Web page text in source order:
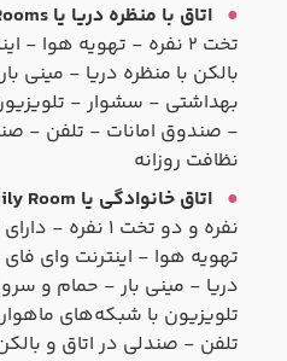
اتاق با منظره دریا یا Sea View Rooms:
تخت ۲ نفره - تهویه هوا -
بالکن با منظره دریا -
بهداشتی - سشوار -
- صندوق امانات - تلفن -
نظافت روزانه
اتاق خانوادگی یا Family Room:
تهویه هوا - اینترنت وای فای
دریا - مینی بار - حمام و
تلویزیون با شبکه‌های
تلفن - صندلی در اتاق و